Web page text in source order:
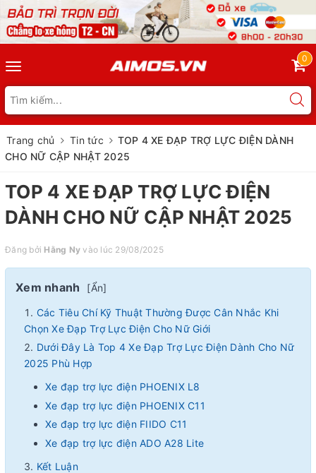
Toggle
navigation
0
Trang chủ Tin tức
TOP 4 XE ĐẠP TRỢ LỰC ĐIỆN DÀNH
CHO NỮ CẬP NHẬT 2025
TOP 4 XE ĐẠP TRỢ LỰC ĐIỆN
DÀNH CHO NỮ CẬP NHẬT 2025
Đăng bởi Hằng Ny vào lúc 29/08/2025
Xem nhanh [Ẩn]
Các Tiêu Chí Kỹ Thuật Thường Được Cân Nhắc Khi
Chọn Xe Đạp Trợ Lực Điện Cho Nữ Giới
Dưới Đây Là Top 4 Xe Đạp Trợ Lực Điện Dành Cho Nữ
2025 Phù Hợp
Xe đạp trợ lực điện PHOENIX L8
Xe đạp trợ lực điện PHOENIX C11
Xe đạp trợ lực điện FIIDO C11
Xe đạp trợ lực điện ADO A28 Lite
Kết Luận